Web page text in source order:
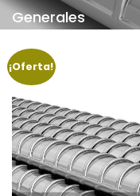
Generales
¡Oferta!